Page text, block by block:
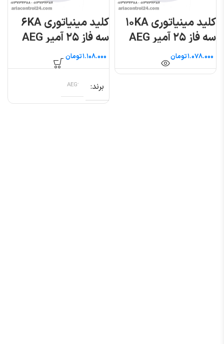
کلید مینیاتوری ۱۰KA
سه فاز ۲۵ آمپر AEG
تومان
کلید مینیاتوری ۶KA
سه فاز ۲۵ آمپر AEG
تومان
برند